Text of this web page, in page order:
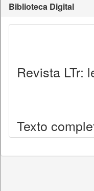
Biblioteca Digital
Revista LTr:
Texto